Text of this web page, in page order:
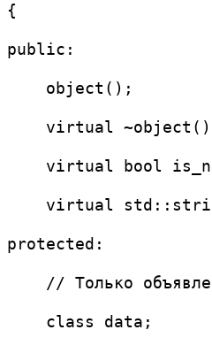
{
public:
    object();
virtual
virtual bool
virtual
protected:
// Только
    class data;